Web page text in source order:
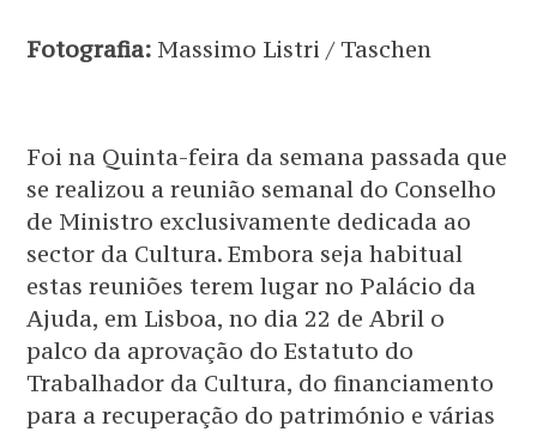
Fotografia: Massimo Listri / Taschen
Foi na Quinta-feira da semana passada que
se realizou a reunião semanal do Conselho
de Ministro exclusivamente dedicada ao
sector da Cultura. Embora seja habitual
estas reuniões terem lugar no Palácio da
Ajuda, em Lisboa, no dia 22 de Abril o
palco da aprovação do Estatuto do
Trabalhador da Cultura, do financiamento
para a recuperação do património e várias